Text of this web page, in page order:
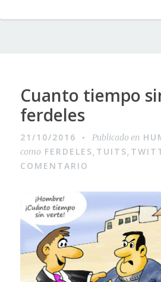
Cuanto tiempo
ferdeles
21/10/2016 Publicado en
como FERDELES, TUITS,
COMENTARIO